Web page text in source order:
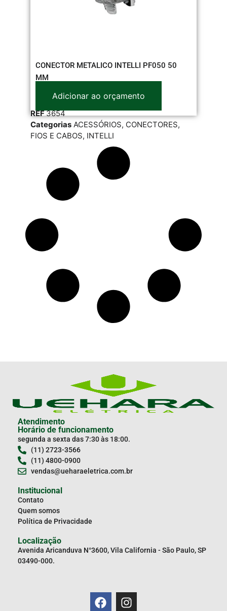
CONECTOR METALICO INTELLI PF050 50
MM
Adicionar ao orçamento
REF3654
Categorias ACESSÓRIOS, CONECTORES,
FIOS E CABOS, INTELLI
Atendimento
Horário de funcionamento
segunda a sexta das 7:30 às 18:00.
(11) 2723-3566
(11) 4800-0900
vendas@ueharaeletrica.com.br
Institucional
Contato
Quem somos
Política de Privacidade
Localização
Avenida Aricanduva N°3600, Vila California - São Paulo, SP
03490-000.